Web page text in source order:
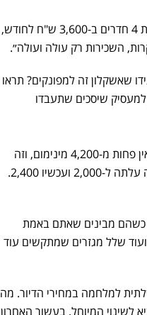
תראו מה מספר ש׳ מאשקלון: ״שכרנו לפני שנה דירת 4 חדרים ב-3,600 ש"ח לחודש,
באשקלון. תגידו שאשקלון זה למפונקים? תראו
שיסכים שתעבדו
אז הנה מ׳ מצפת: "בצפת עד היום דירות 4 חדרים הייתה סביבות 2,500, היום אין פחות מ-4,200 מינימום, וזה
עוד נחשב לפריפריה זולה. ‏אני שכרתי דירה קטנה מתפרקת ב-1,600, לפני שנה עלתה ל-2,000 ועכשיו 2,400.
כשהם מבינים שאתם באמת
ועוד שלל מגזרים שמתקשים עוד
למלחמה במחירי הדיור. מה
לשינוי המיוחל. בעשור האחרון